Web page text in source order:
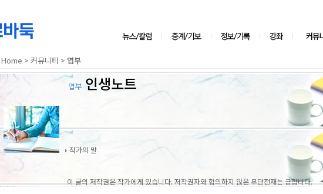
Home > 커뮤니티 > 엽부
엽부 인생노트
작가의 말
이 글의 저작권은 작가에게 있습니다. 저작권자와 협의하지 않은 무단전재는 금합니다.